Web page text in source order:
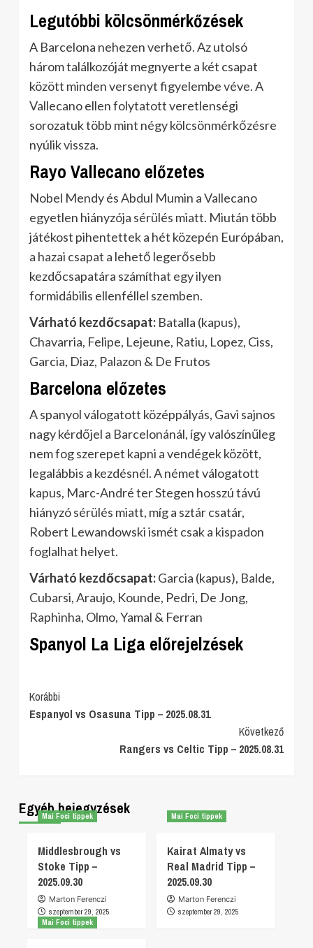
Legutóbbi kölcsönmérkőzések
A Barcelona nehezen verhető. Az utolsó
három találkozóját megnyerte a két csapat
között minden versenyt figyelembe véve. A
Vallecano ellen folytatott veretlenségi
sorozatuk több mint négy kölcsönmérkőzésre
nyúlik vissza.
Rayo Vallecano előzetes
Nobel Mendy és Abdul Mumin a Vallecano
egyetlen hiányzója sérülés miatt. Miután több
játékost pihentettek a hét közepén Európában,
a hazai csapat a lehető legerősebb
kezdőcsapatára számíthat egy ilyen
formidábilis ellenféllel szemben.
Várható kezdőcsapat: Batalla (kapus),
Chavarria, Felipe, Lejeune, Ratiu, Lopez, Ciss,
Garcia, Diaz, Palazon & De Frutos
Barcelona előzetes
A spanyol válogatott középpályás, Gavi sajnos
nagy kérdőjel a Barcelonánál, így valószínűleg
nem fog szerepet kapni a vendégek között,
legalábbis a kezdésnél. A német válogatott
kapus, Marc-André ter Stegen hosszú távú
hiányzó sérülés miatt, míg a sztár csatár,
Robert Lewandowski ismét csak a kispadon
foglalhat helyet.
Várható kezdőcsapat:Garcia (kapus), Balde,
Cubarsi, Araujo, Kounde, Pedri, De Jong,
Raphinha, Olmo, Yamal & Ferran
Spanyol La Liga előrejelzések
Post
Navigation
Korábbi
Espanyol vs Osasuna Tipp – 2025.08.31
Következő
Rangers vs Celtic Tipp – 2025.08.31
Egyéb bejegyzések
Mai Foci tippek
Middlesbrough vs
Stoke Tipp –
2025.09.30
Marton Ferenczi
szeptember 29, 2025
Mai Foci tippek
Kairat Almaty vs
Real Madrid Tipp –
2025.09.30
Marton Ferenczi
szeptember 29, 2025
Mai Foci tippek